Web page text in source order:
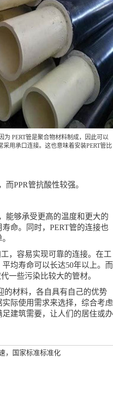
PERT管是聚合物材料制成，因此可以
用承口连接。这也意味着安装PERT管比
PPR管抗酸性较强。
能够承受更高的温度和更大的
命。同时，PERT管的连接也
，容易实现可靠的连接。在工
均寿命可以长达50年以上。而
一些污染比较大的管材。
的材料，各自具有自己的优势
际使用需求来选择，综合考虑
建筑需要，让人们的居住或办
，国家标准标准化